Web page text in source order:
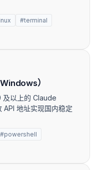
#terminal
）
及以上的 Claude
地址实现国内稳定
#powershell